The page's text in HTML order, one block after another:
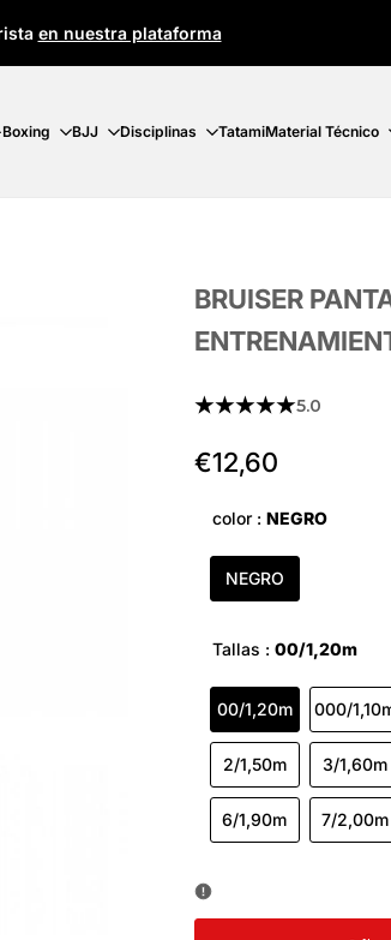
en nuestra plataforma
BJJ Disciplinas TatamiMaterial Técnico
BRUISER
★★★★★5.0
Precio
oferta
€12,60
color : NEGRO
NEGRO
Tallas : 00/1,20m
00/1,20m 000/
2/1,50m 3/1,60m
6/1,90m 7/2,00m